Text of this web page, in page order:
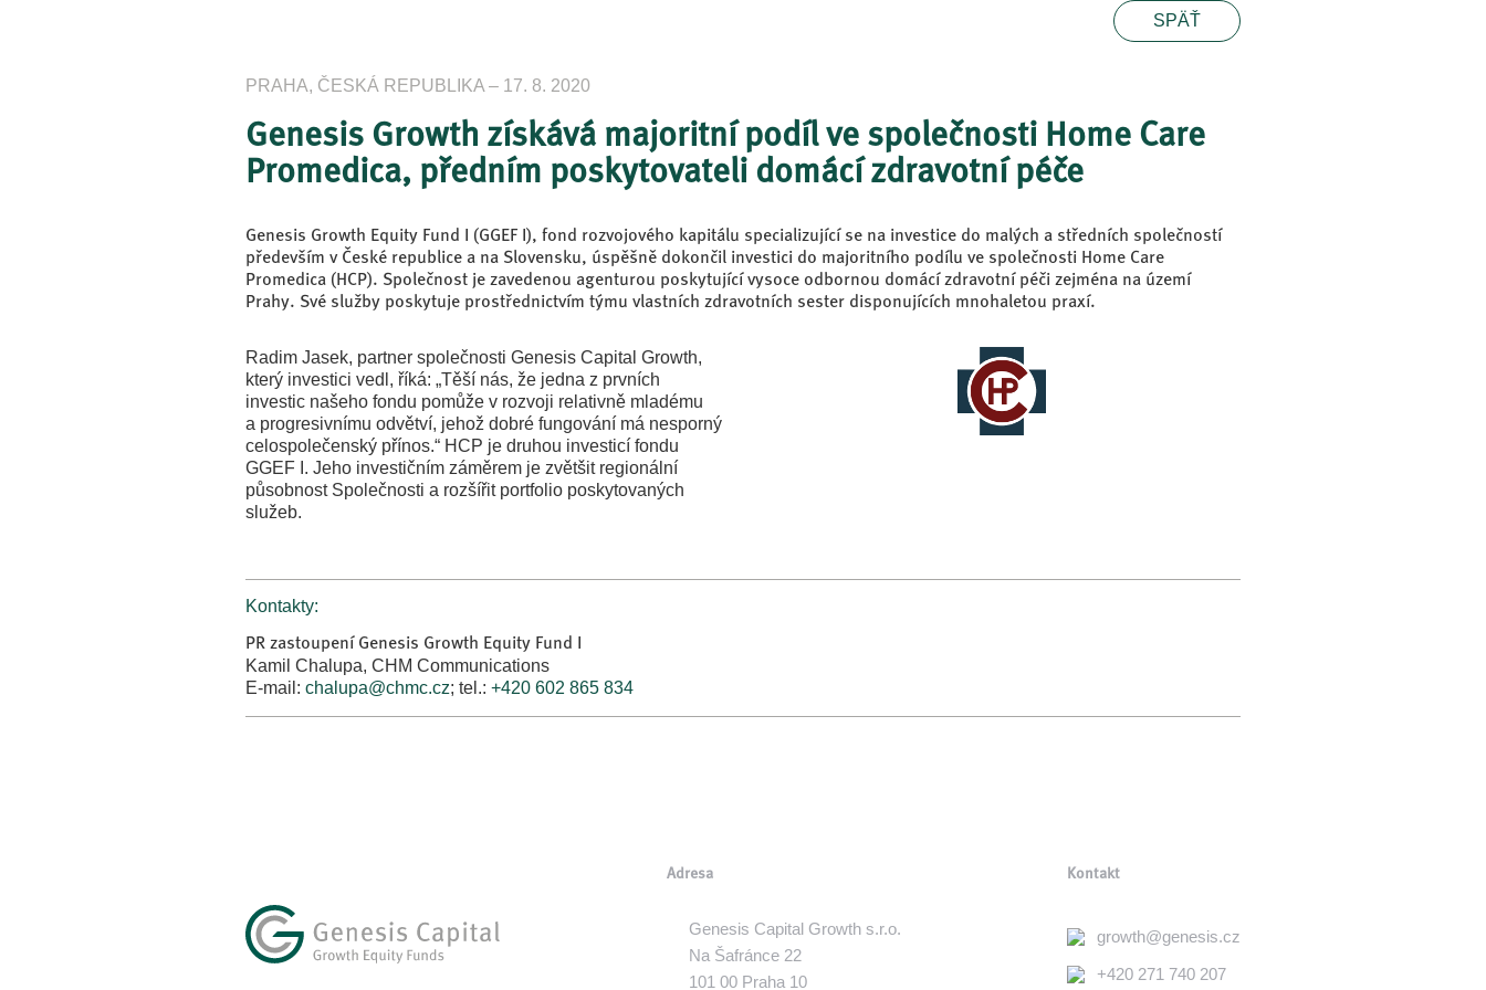
SPÄŤ
PRAHA, ČESKÁ REPUBLIKA – 17. 8. 2020
Genesis Growth získává majoritní podíl ve společnosti Home Care
Promedica, předním poskytovateli domácí zdravotní péče
Genesis Growth Equity Fund I (GGEF I), fond rozvojového kapitálu specializující se na investice do malých a středních společností
především v České republice a na Slovensku, úspěšně dokončil investici do majoritního podílu ve společnosti Home Care
Promedica (HCP). Společnost je zavedenou agenturou poskytující vysoce odbornou domácí zdravotní péči zejména na území
Prahy. Své služby poskytuje prostřednictvím týmu vlastních zdravotních sester disponujících mnohaletou praxí.
Radim Jasek, partner společnosti Genesis Capital Growth,
který investici vedl, říká: „Těší nás, že jedna z prvních
investic našeho fondu pomůže v rozvoji relativně mladému
a progresivnímu odvětví, jehož dobré fungování má nesporný
celospolečenský přínos.“ HCP je druhou investicí fondu
GGEF I. Jeho investičním záměrem je zvětšit regionální
působnost Společnosti a rozšířit portfolio poskytovaných
služeb.
Kontakty:
PR zastoupení Genesis Growth Equity Fund I
Kamil Chalupa, CHM Communications
E-mail: chalupa@chmc.cz; tel.: +420 602 865 834
Adresa
Genesis Capital Growth s.r.o.
Na Šafránce 22
101 00 Praha 10
Kontakt
growth@genesis.cz
+420 271 740 207